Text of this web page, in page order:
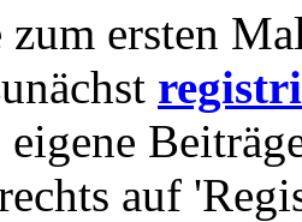
zum ersten
eigene
auf